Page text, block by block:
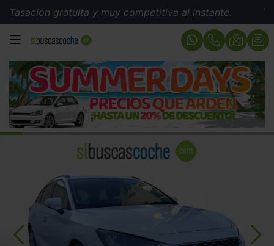
gratuita y muy competitiva al instante.
MENÚ